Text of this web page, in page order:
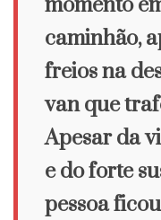
caminhão,
freios na
van que
Apesar da
e do forte
pessoa